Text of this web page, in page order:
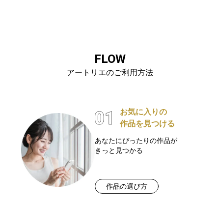
FLOW
アートリエのご利用方法
お気に入りの
作品を見つける
あなたにぴったりの作品が
きっと見つかる
作品の選び方